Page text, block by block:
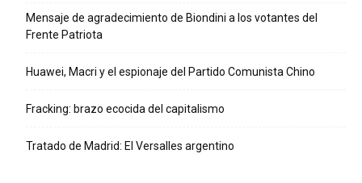
Mensaje de agradecimiento de Biondini a los votantes del
Frente Patriota
Huawei, Macri y el espionaje del Partido Comunista Chino
Fracking: brazo ecocida del capitalismo
Tratado de Madrid: El Versalles argentino